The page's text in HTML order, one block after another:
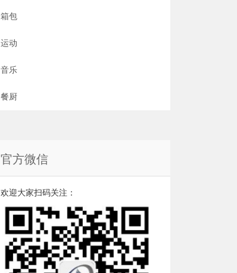
箱包
运动
音乐
餐厨
官方微信
欢迎大家扫码关注：